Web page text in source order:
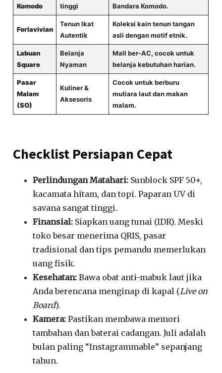
Komodo
tinggi
Bandara Komodo.
Forlavivian
Tenun Ikat
Autentik
Koleksi kain tenun tangan
asli dengan motif etnik.
Labuan
Square
Belanja
Nyaman
Mall ber-AC, cocok untuk
belanja kebutuhan harian.
Pasar
Malam
(SO)
Kuliner &
Aksesoris
Cocok untuk berburu
mutiara laut dan makan
malam.
Checklist Persiapan Cepat
Perlindungan Matahari: Sunblock SPF 50+,
kacamata hitam, dan topi. Paparan UV di
savana sangat tinggi.
Finansial: Siapkan uang tunai (IDR). Meski
toko besar menerima QRIS, pasar
tradisional dan tips pemandu memerlukan
uang fisik.
Kesehatan: Bawa obat anti-mabuk laut jika
Anda berencana menginap di kapal (Live on
Board).
Kamera: Pastikan membawa memori
tambahan dan baterai cadangan. Juli adalah
bulan paling “Instagrammable” sepanjang
tahun.